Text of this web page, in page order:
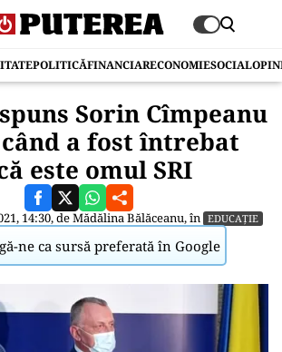
POLITICĂFINANCIARECONOMIESOCIAL
Sorin Cîmpeanu
a fost întrebat
este omul SRI
14:30, deMădălina Bălăceanu, în EDUCAȚIE
ne ca sursă preferată în Google